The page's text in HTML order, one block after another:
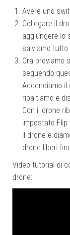
Avere uno
Collegare il
aggiungere lo
salviamo tutto
Ora proviamo
seguendo
Accendiamo il
ribaltiamo e
Con il drone
impostato Flip
il drone e
drone liberi
Video tutorial di
drone: